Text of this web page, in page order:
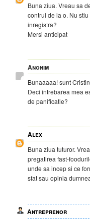
Buna ziua. Vreau sa
contrui de la o. Nu
inregistra?
Mersi anticipat
Anonim
Bunaaaaa! sunt
Deci intrebarea mea
de panificatie?
Alex
Buna ziua tuturor.
pregatirea fast-
unde sa incep si ce
sfat sau opinia
Antreprenor